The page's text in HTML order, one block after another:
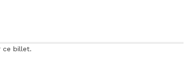
ce billet.